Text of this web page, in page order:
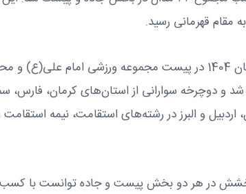
این رقابت‌ها از سوم آبان 1404 در پیست مجموعه ورزشی امام
و دوچرخه سوارانی از استان‌های کرمان، فارس،
و البرز در رشته‌های استقامت، نیمه